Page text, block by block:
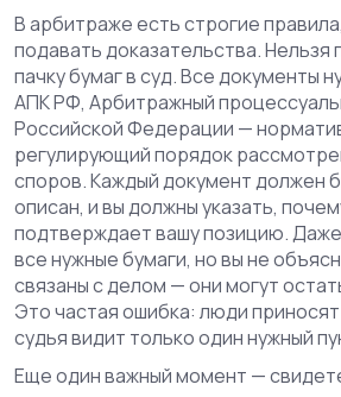
В арбитраже есть строгие
подавать доказательства. Нельзя
пачку бумаг в суд. Все документы
АПК РФ, Арбитражный
Российской Федерации —
регулирующий порядок
споров. Каждый документ должен
описан, и вы должны указать,
подтверждает вашу позицию. Даже
все нужные бумаги, но вы не
связаны с делом — они могут
Это частая ошибка: люди
судья видит только один нужный
Еще один важный момент —